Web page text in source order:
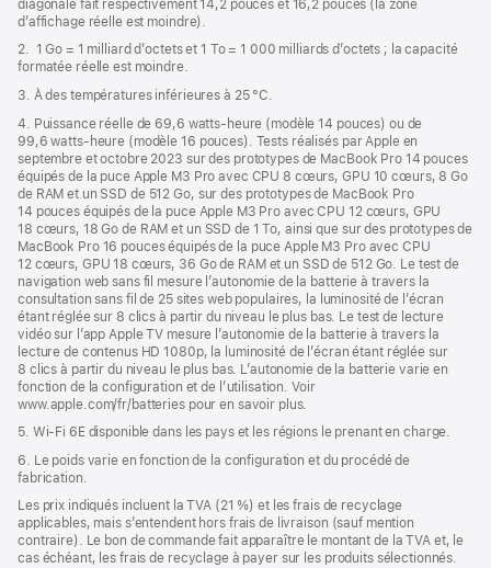
nouvelle
diagonale fait respectivement 14,2 pouces et 16,2 pouces (la zone
d’affichage réelle est moindre).
2. 1 Go = 1 milliard d’octets et 1 To = 1 000 milliards d’octets ; la capacité
formatée réelle est moindre.
3. À des températures inférieures à 25 °C.
4. Puissance réelle de 69,6 watts-heure (modèle 14 pouces) ou de
99,6 watts-heure (modèle 16 pouces). Tests réalisés par Apple en
septembre et octobre 2023 sur des prototypes de MacBook Pro 14 pouces
équipés de la puce Apple M3 Pro avec CPU 8 cœurs, GPU 10 cœurs, 8 Go
de RAM et un SSD de 512 Go, sur des prototypes de MacBook Pro
14 pouces équipés de la puce Apple M3 Pro avec CPU 12 cœurs, GPU
18 cœurs, 18 Go de RAM et un SSD de 1 To, ainsi que sur des prototypes de
MacBook Pro 16 pouces équipés de la puce Apple M3 Pro avec CPU
12 cœurs, GPU 18 cœurs, 36 Go de RAM et un SSD de 512 Go. Le test de
navigation web sans fil mesure l’autonomie de la batterie à travers la
consultation sans fil de 25 sites web populaires, la luminosité de l’écran
étant réglée sur 8 clics à partir du niveau le plus bas. Le test de lecture
vidéo sur l’app Apple TV mesure l’autonomie de la batterie à travers la
lecture de contenus HD 1080p, la luminosité de l’écran étant réglée sur
8 clics à partir du niveau le plus bas. L’autonomie de la batterie varie en
fonction de la configuration et de l’utilisation. Voir
www.apple.com/fr/batteries pour en savoir plus.
5. Wi-Fi 6E disponible dans les pays et les régions le prenant en charge.
6. Le poids varie en fonction de la configuration et du procédé de
fabrication.
Les prix indiqués incluent la TVA (21 %) et les frais de recyclage
applicables, mais s’entendent hors frais de livraison (sauf mention
contraire). Le bon de commande fait apparaître le montant de la TVA et, le
cas échéant, les frais de recyclage à payer sur les produits sélectionnés.